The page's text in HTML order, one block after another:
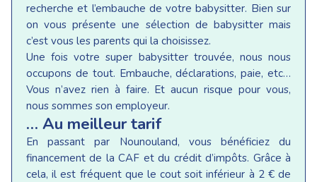
recherche et l’embauche de votre babysitter. Bien sur
on vous présente une sélection de babysitter mais
c’est vous les parents qui la choisissez.
Une fois votre super babysitter trouvée, nous nous
occupons de tout. Embauche, déclarations, paie, etc…
Vous n’avez rien à faire. Et aucun risque pour vous,
nous sommes son employeur.
… Au meilleur tarif
En passant par Nounouland, vous bénéficiez du
financement de la CAF et du crédit d’impôts. Grâce à
cela, il est fréquent que le cout soit inférieur à 2 € de